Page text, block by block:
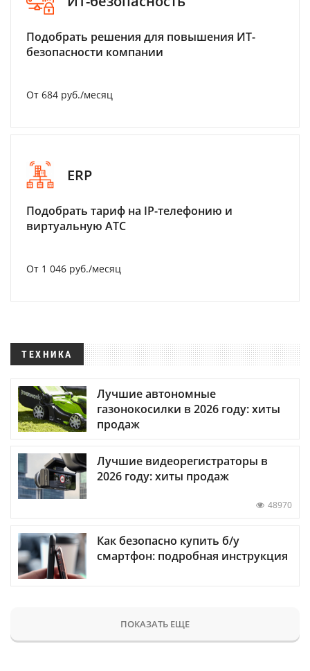
Подобрать решения для повышения ИТ-
безопасности компании
От 684 руб./месяц
ERP
Подобрать тариф на IP-телефонию и
виртуальную АТС
От 1 046 руб./месяц
ТЕХНИКА
Лучшие автономные
газонокосилки в 2026 году: хиты
продаж
Лучшие видеорегистраторы в
2026 году: хиты продаж
48970
Как безопасно купить б/у
смартфон: подробная инструкция
ПОКАЗАТЬ ЕЩЕ